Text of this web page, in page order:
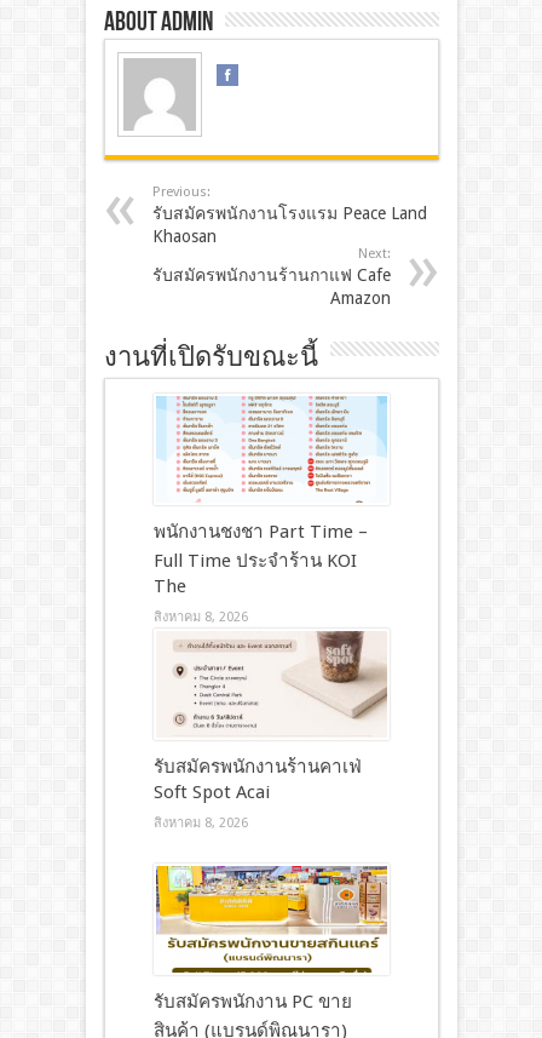
About admin
Previous:
รับสมัครพนักงานโรงแรม Peace Land
Khaosan
Next:
รับสมัครพนักงานร้านกาแฟ Cafe
Amazon
งานที่เปิดรับขณะนี้
พนักงานชงชา Part Time –
Full Time ประจำร้าน KOI
The
สิงหาคม 8, 2026
รับสมัครพนักงานร้านคาเฟ่
Soft Spot Acai
สิงหาคม 8, 2026
รับสมัครพนักงาน PC ขาย
สินค้า (แบรนด์พิณนารา)